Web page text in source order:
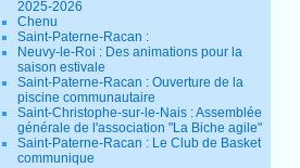
2025-2026
Chenu
Saint-Paterne-Racan :
Neuvy-le-Roi : Des animations pour la
saison estivale
Saint-Paterne-Racan : Ouverture de la
piscine communautaire
Saint-Christophe-sur-le-Nais : Assemblée
générale de l'association "La Biche agile"
Saint-Paterne-Racan : Le Club de Basket
communique